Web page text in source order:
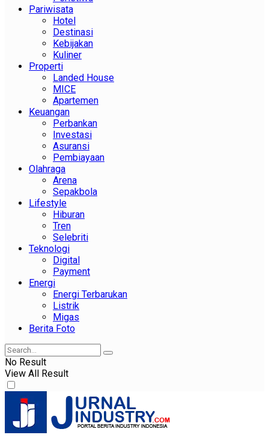
Pariwisata
Hotel
Destinasi
Kebijakan
Kuliner
Properti
Landed House
MICE
Apartemen
Keuangan
Perbankan
Investasi
Asuransi
Pembiayaan
Olahraga
Arena
Sepakbola
Lifestyle
Hiburan
Tren
Selebriti
Teknologi
Digital
Payment
Energi
Energi Terbarukan
Listrik
Migas
Berita Foto
No Result
View All Result